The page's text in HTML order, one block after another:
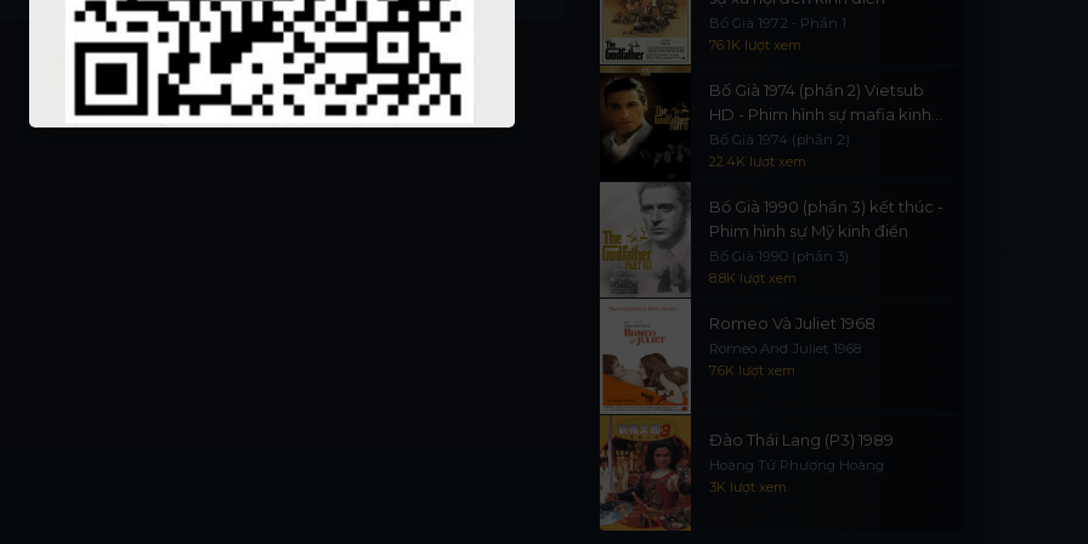
Sinh
The Gendarme and the
Gendarmettes
La Cage aux folles The Bronze Teeth (Season 1)
Bố Già 1972 - Phần 1
76.1K lượt xem
Bố Già 1974 (phần 2) Vietsub
HD - Phim hình sự mafia kinh
điển
Bố Già 1974 (phần 2)
22.4K lượt xem
Bố Già 1990 (phần 3) kết thúc -
Phim hình sự Mỹ kinh điển
Bố Già 1990 (phần 3)
8.8K lượt xem
Romeo Và Juliet 1968
Romeo And Juliet 1968
7.6K lượt xem
Đào Thái Lang (P3) 1989
Hoàng Tử Phượng Hoàng
3K lượt xem